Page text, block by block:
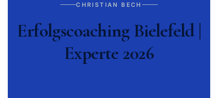
CHRISTIAN BECH
Erfolgscoaching Bielefeld |
Experte 2026